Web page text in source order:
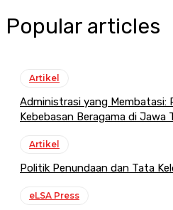
Popular articles
Artikel
Administrasi yang Membatasi:
Kebebasan Beragama di Jawa
Artikel
Politik Penundaan dan Tata
eLSA Press